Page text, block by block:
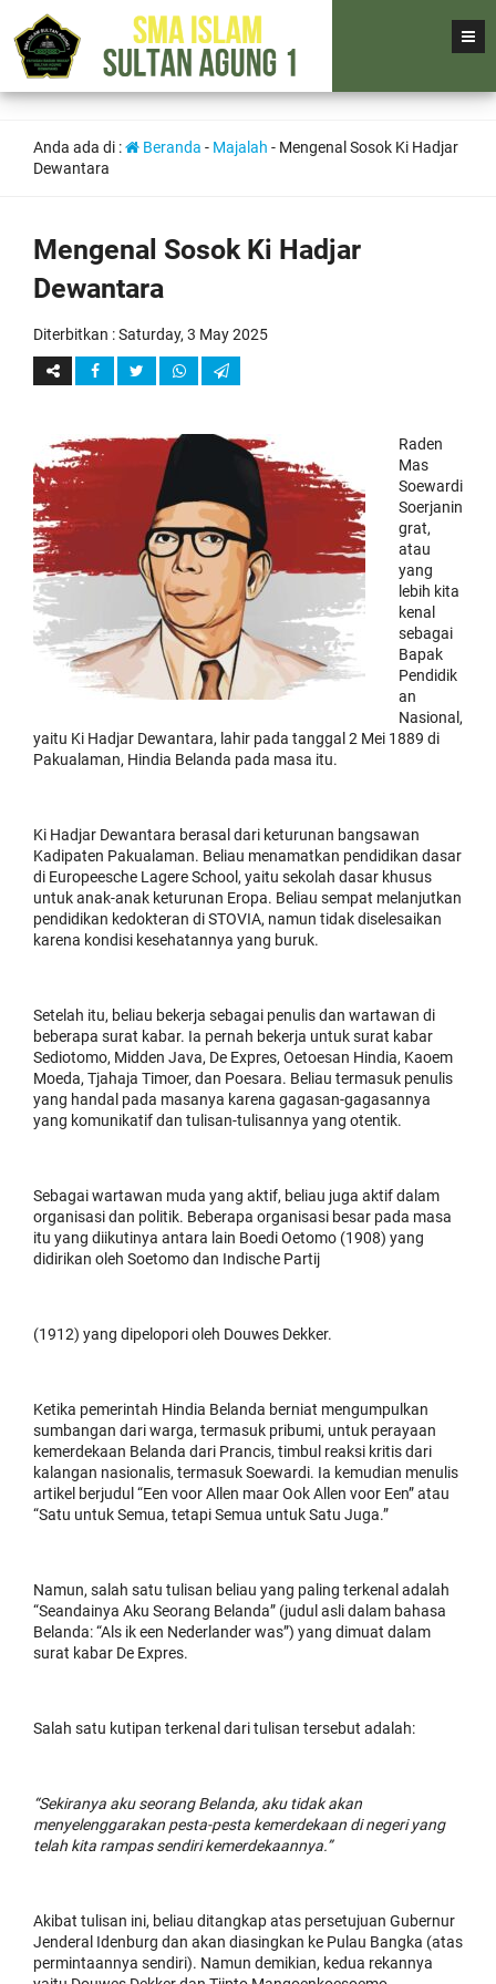
Anda ada di : Beranda - Majalah - Mengenal Sosok Ki Hadjar
Dewantara
Mengenal Sosok Ki Hadjar
Dewantara
Diterbitkan :Saturday, 3 May 2025
Raden
Mas
Soewardi
Soerjanin
grat,
atau
yang
lebih kita
kenal
sebagai
Bapak
Pendidik
an
Nasional,
yaitu Ki Hadjar Dewantara, lahir pada tanggal 2 Mei 1889 di
Pakualaman, Hindia Belanda pada masa itu.
Ki Hadjar Dewantara berasal dari keturunan bangsawan
Kadipaten Pakualaman. Beliau menamatkan pendidikan dasar
di Europeesche Lagere School, yaitu sekolah dasar khusus
untuk anak-anak keturunan Eropa. Beliau sempat melanjutkan
pendidikan kedokteran di STOVIA, namun tidak diselesaikan
karena kondisi kesehatannya yang buruk.
Setelah itu, beliau bekerja sebagai penulis dan wartawan di
beberapa surat kabar. Ia pernah bekerja untuk surat kabar
Sediotomo, Midden Java, De Expres, Oetoesan Hindia, Kaoem
Moeda, Tjahaja Timoer, dan Poesara. Beliau termasuk penulis
yang handal pada masanya karena gagasan-gagasannya
yang komunikatif dan tulisan-tulisannya yang otentik.
Sebagai wartawan muda yang aktif, beliau juga aktif dalam
organisasi dan politik. Beberapa organisasi besar pada masa
itu yang diikutinya antara lain Boedi Oetomo (1908) yang
didirikan oleh Soetomo dan Indische Partij
(1912) yang dipelopori oleh Douwes Dekker.
Ketika pemerintah Hindia Belanda berniat mengumpulkan
sumbangan dari warga, termasuk pribumi, untuk perayaan
kemerdekaan Belanda dari Prancis, timbul reaksi kritis dari
kalangan nasionalis, termasuk Soewardi. Ia kemudian menulis
artikel berjudul “Een voor Allen maar Ook Allen voor Een” atau
“Satu untuk Semua, tetapi Semua untuk Satu Juga.”
Namun, salah satu tulisan beliau yang paling terkenal adalah
“Seandainya Aku Seorang Belanda” (judul asli dalam bahasa
Belanda: “Als ik een Nederlander was”) yang dimuat dalam
surat kabar De Expres.
Salah satu kutipan terkenal dari tulisan tersebut adalah:
“Sekiranya aku seorang Belanda, aku tidak akan
menyelenggarakan pesta-pesta kemerdekaan di negeri yang
telah kita rampas sendiri kemerdekaannya.”
Akibat tulisan ini, beliau ditangkap atas persetujuan Gubernur
Jenderal Idenburg dan akan diasingkan ke Pulau Bangka (atas
permintaannya sendiri). Namun demikian, kedua rekannya